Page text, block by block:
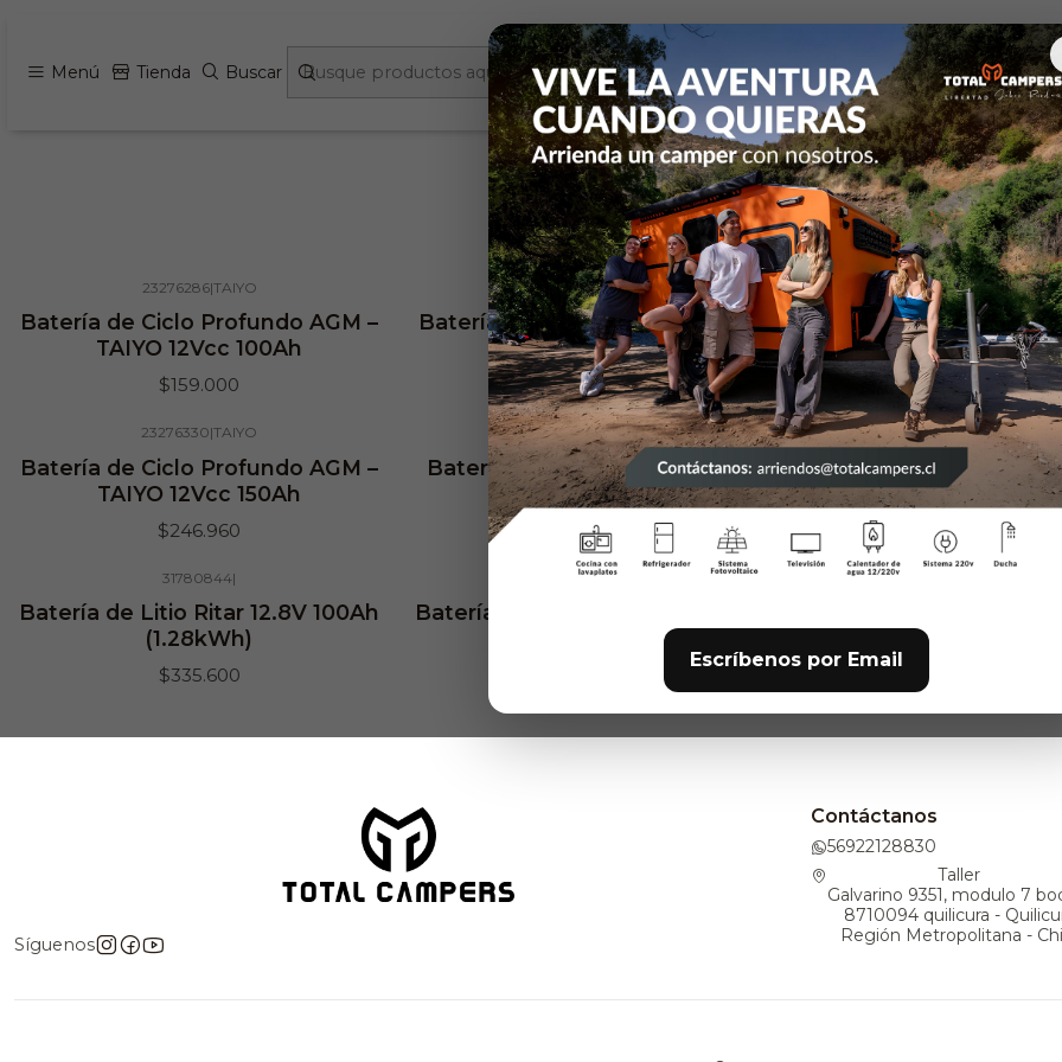
Escríbenos por Email
Menú Tienda Buscar
Inicio Energia Fotovoltaica e Insumos Electricos Bateria de Ciclo
Bateria de Ciclo
Profundo
23276286|TAIYO
Batería de Ciclo Profundo AGM –
TAIYO 12Vcc 100Ah
$159.000
23276319|RITAR
Batería de Ciclo Profundo AGM –
Ritar 12V 100Ah
$164.010
23276359|RITAR
Batería de Ciclo
Ritar 12V
$249.000
23276330|TAIYO
Batería de Ciclo Profundo AGM –
TAIYO 12Vcc 150Ah
$246.960
23276297|TAIYO
Batería de Ciclo Profundo Gel –
TAIYO 12Vcc 100Ah
$169.000
23276341|TAIYO
Batería de Ciclo
TAIYO 12Vcc
$239.000
31780844|
Batería de Litio Ritar 12.8V 100Ah
(1.28kWh)
$335.600
31780855
Batería de Litio Ritar 12.8V 300Ah
Síguenos
Contáctanos
56922128830
Taller
Galvarino 9351, modulo 7
8710094 quilicura -
Región Metropolitana -